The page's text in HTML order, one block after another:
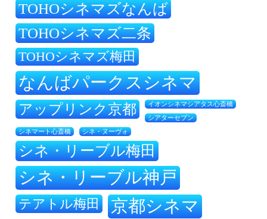
TOHOシネマズなんば
TOHOシネマズ二条
TOHOシネマズ梅田
なんばパークスシネマ
アップリンク京都 イオンシネマシアタス心斎橋
シアターセブン
シネマート心斎橋 シネ・ヌーヴォ
シネ・リーブル梅田
シネ・リーブル神戸
テアトル梅田 京都シネマ